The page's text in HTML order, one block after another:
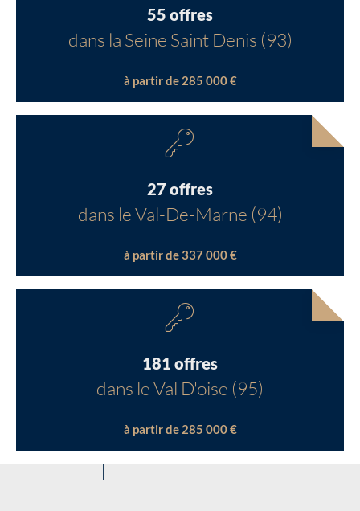
55 offres
dans la Seine Saint Denis (93)
à partir de 285 000 €
27 offres
dans le Val-De-Marne (94)
à partir de 337 000 €
181 offres
dans le Val D'oise (95)
à partir de 285 000 €